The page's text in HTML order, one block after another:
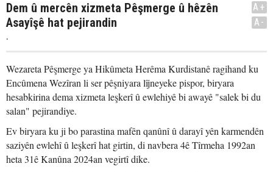
Dem û mercên xizmeta Pêşmerge û hêzên
Asayîşê hat pejirandin
.
A+
A-
Wezareta Pêşmerge ya Hikûmeta Herêma Kurdistanê ragihand ku
Encûmena Wezîran li ser pêşniyara lîjneyeke pispor, biryara
hesabkirina dema xizmeta leşkerî û ewlehiyê bi awayê "salek bi du
salan" pejirandiye.
Ev biryara ku ji bo parastina mafên qanûnî û darayî yên karmendên
saziyên ewlehî û leşkerî hat girtin, di navbera 4ê Tîrmeha 1992an
heta 31ê Kanûna 2024an vegirtî dike.